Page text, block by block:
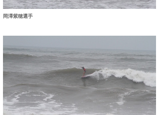
岡澤紫穂選手
SancheZ
wanda
予報士 hiro.
banpaku